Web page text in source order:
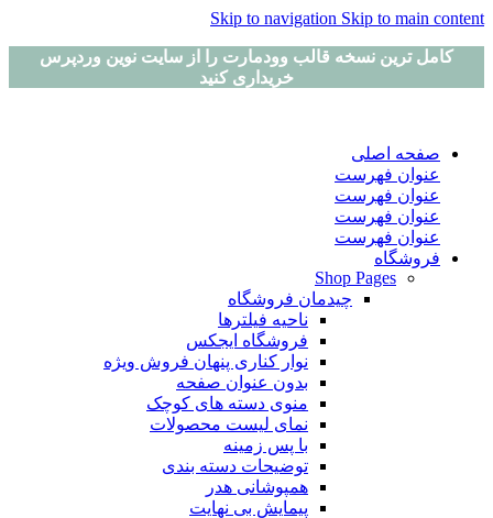
Skip to navigation Skip to main content
کامل ترین نسخه قالب وودمارت را از سایت نوین وردپرس
خریداری کنید
صفحه اصلی
عنوان فهرست
عنوان فهرست
عنوان فهرست
عنوان فهرست
فروشگاه
Shop Pages
چیدمان فروشگاه
ناحیه فیلترها
فروشگاه ایجکس
نوار کناری پنهان فروش ویژه
بدون عنوان صفحه
منوی دسته های کوچک
نمای لیست محصولات
با پس زمینه
توضیحات دسته بندی
همپوشانی هدر
پیمایش بی نهایت